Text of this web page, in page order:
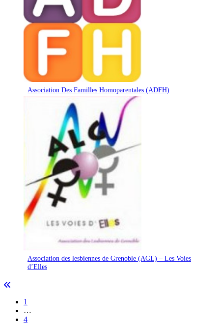
Association Des Familles Homoparentales (ADFH)
Association des lesbiennes de Grenoble (AGL) – Les Voies
d’Elles
1
…
4